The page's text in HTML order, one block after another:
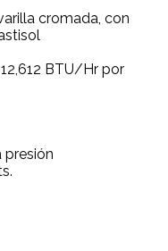
cromada, con
BTU/Hr por
presión